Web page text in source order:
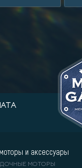
и аксессуары
МОТОРЫ